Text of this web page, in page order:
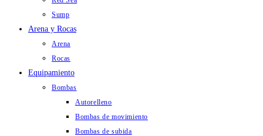
Sump
Arena y Rocas
Arena
Rocas
Equipamiento
Bombas
Autorelleno
Bombas de movimiento
Bombas de subida